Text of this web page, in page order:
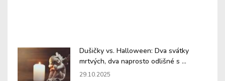
Dušičky vs. Halloween: Dva svátky
mrtvých, dva naprosto odlišné s ...
29.10.2025